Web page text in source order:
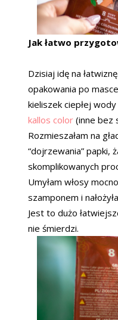
Jak łatwo
Dzisiaj idę na
opakowania po
kieliszek ciepłej
kallos color (inne bez
Rozmieszałam na
“dojrzewania” papki,
skomplikowanych
Umyłam włosy
szamponem i
Jest to dużo
nie śmierdzi.